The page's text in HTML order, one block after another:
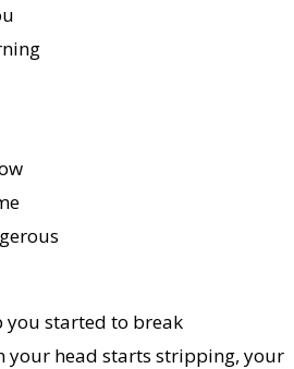
you started to break
your head starts stripping, your